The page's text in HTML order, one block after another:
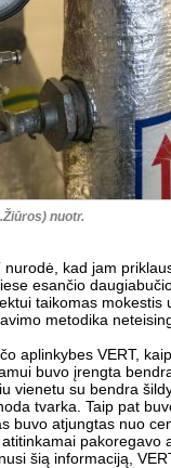
nuotr.
nurodė, kad jam
esančio
taikomas
metodika
aplinkybes VERT,
buvo įrengta
vienetu su bendra
tvarka. Taip pat
buvo atjungtas nuo
pakoregavo
šią informaciją,